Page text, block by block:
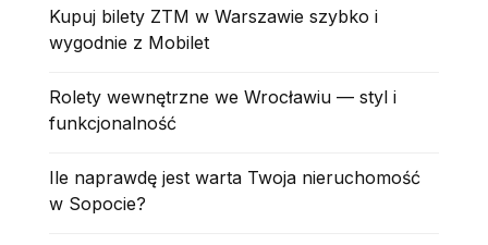
Kupuj bilety ZTM w Warszawie szybko i
wygodnie z Mobilet
Rolety wewnętrzne we Wrocławiu — styl i
funkcjonalność
Ile naprawdę jest warta Twoja nieruchomość
w Sopocie?